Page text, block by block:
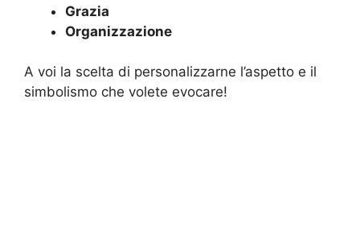
Grazia
Organizzazione
A voi la scelta di personalizzarne l’aspetto e il
simbolismo che volete evocare!